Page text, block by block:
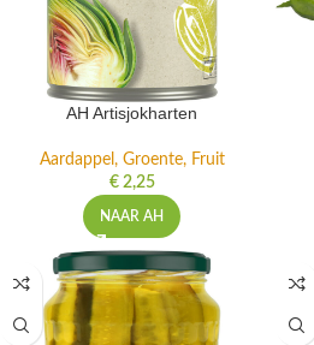
AH Artisjokharten
Aardappel, Groente, Fruit
€2,25
NAAR AH